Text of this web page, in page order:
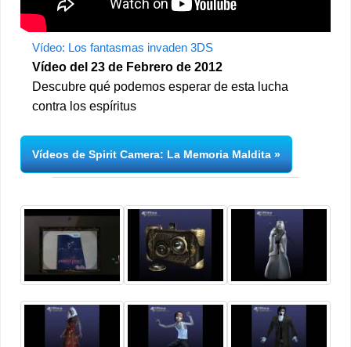
Vídeo: Los fantasmas invaden 3DS
Vídeo del 23 de Febrero de 2012
Descubre qué podemos esperar de esta lucha
contra los espíritus
Vídeos de Spirit Camera: La Memoria Maldita